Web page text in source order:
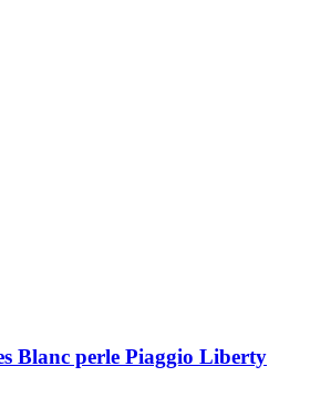
Blanc perle Piaggio Liberty